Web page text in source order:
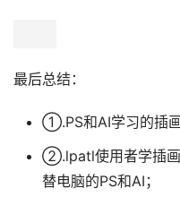
最后总结：
①.PS和AI学习的插画
②.lpatl使用者学插
替电脑的PS和AI；